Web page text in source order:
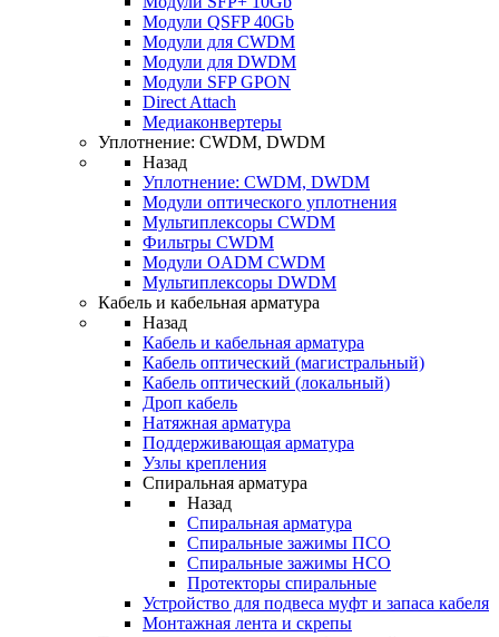
Модули QSFP 40Gb
Модули для CWDM
Модули для DWDM
Модули SFP GPON
Direct Attach
Медиаконвертеры
Уплотнение: CWDM, DWDM
Назад
Уплотнение: CWDM, DWDM
Модули оптического уплотнения
Мультиплексоры CWDM
Фильтры CWDM
Модули OADM CWDM
Мультиплексоры DWDM
Кабель и кабельная арматура
Назад
Кабель и кабельная арматура
Кабель оптический (магистральный)
Кабель оптический (локальный)
Дроп кабель
Натяжная арматура
Поддерживающая арматура
Узлы крепления
Спиральная арматура
Назад
Спиральная арматура
Спиральные зажимы ПСО
Спиральные зажимы НСО
Протекторы спиральные
Устройство для подвеса муфт и запаса кабеля
Монтажная лента и скрепы